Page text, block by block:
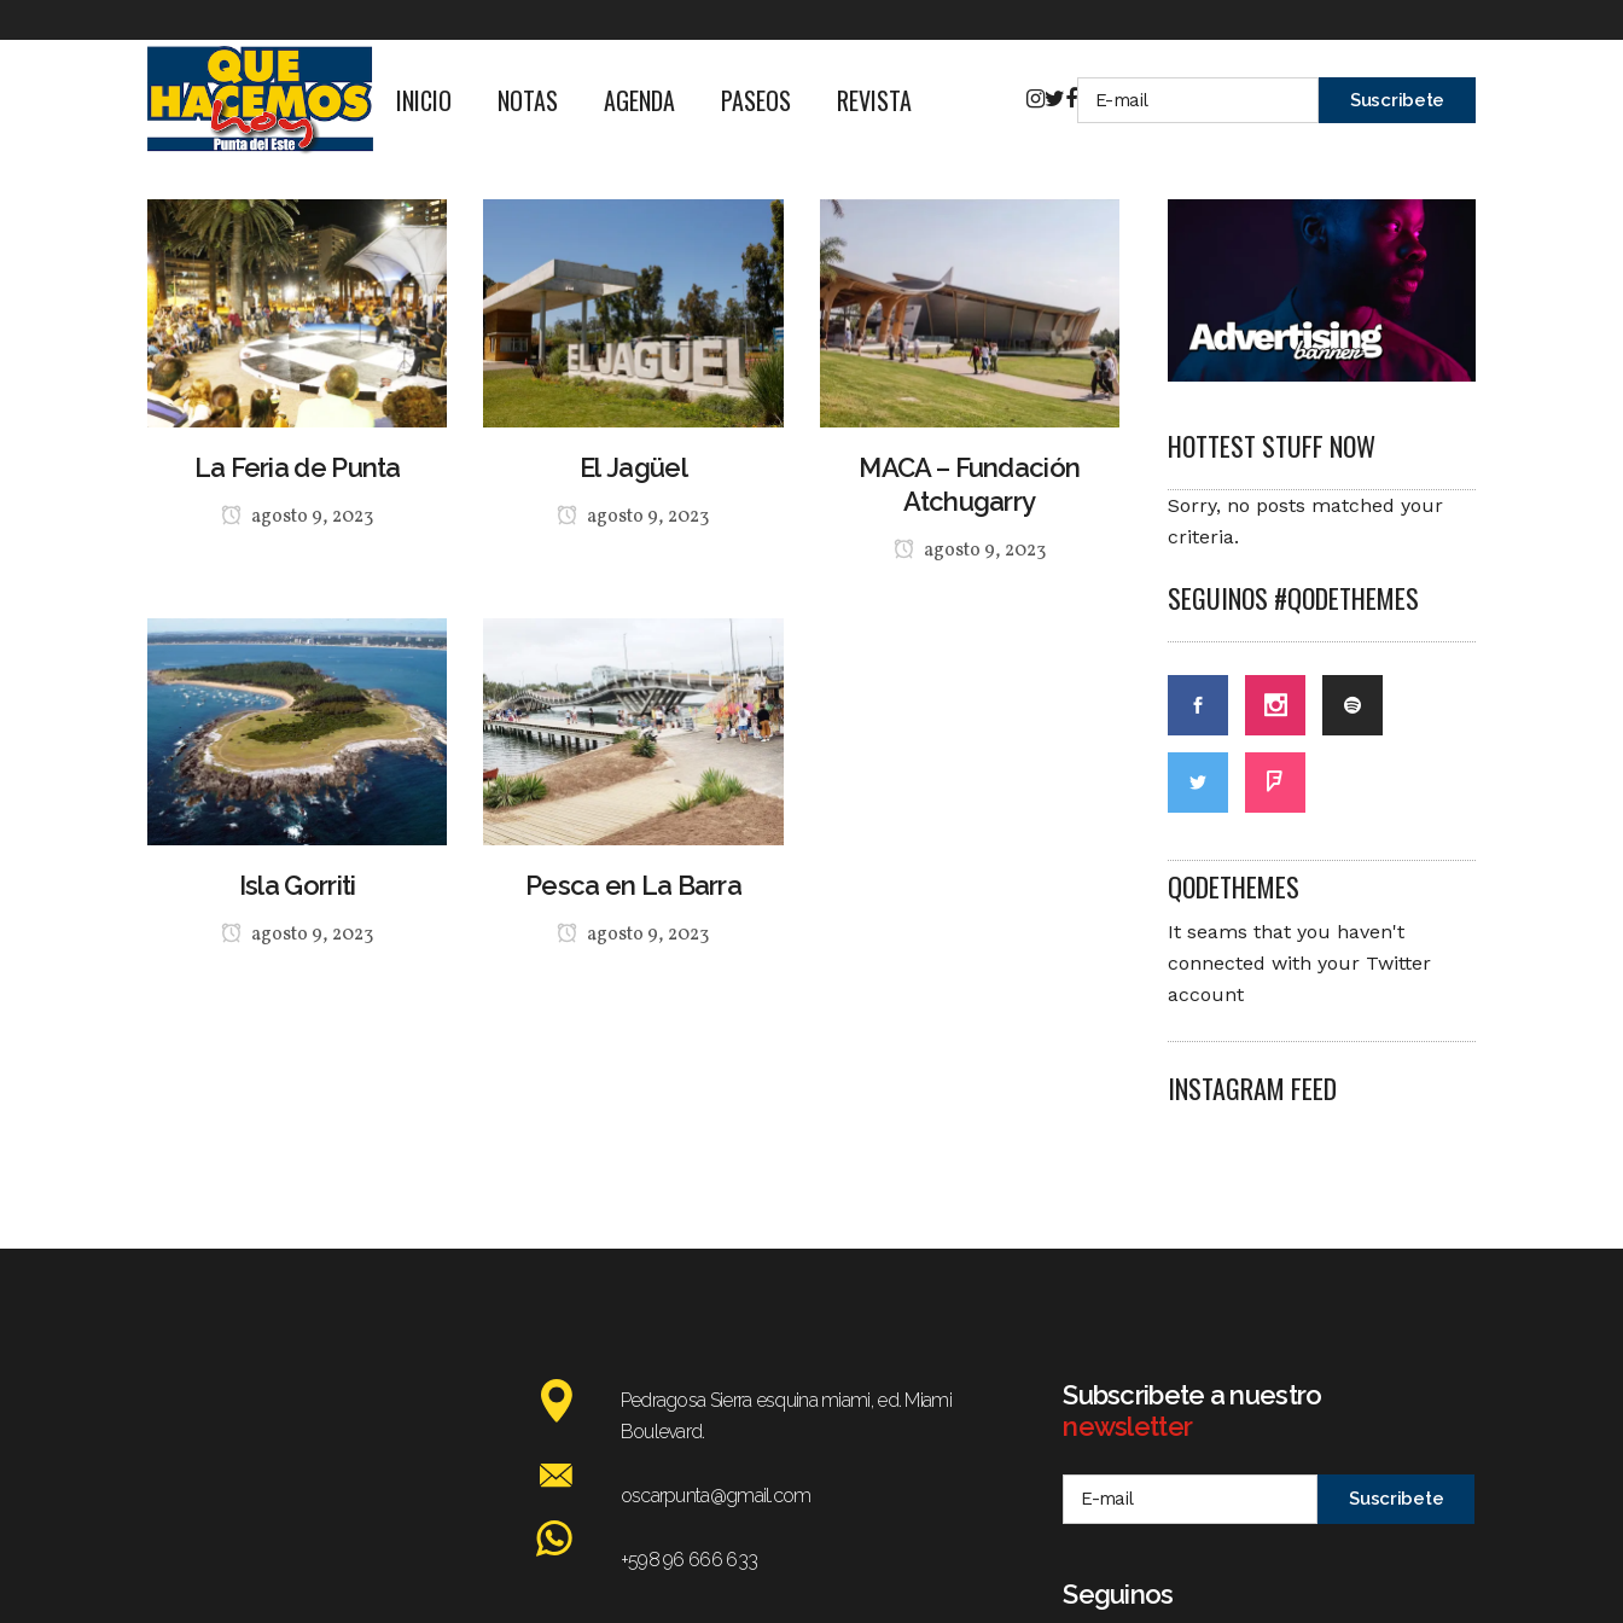
INICIO NOTAS AGENDA PASEOS REVISTA
La Feria de Punta
agosto 9, 2023
El Jagüel
agosto 9, 2023
MACA – Fundación
Atchugarry
agosto 9, 2023
Isla Gorriti
agosto 9, 2023
Pesca en La Barra
agosto 9, 2023
HOTTEST STUFF NOW
Sorry, no posts matched your
criteria.
SEGUINOS #QODETHEMES
QODETHEMES
It seams that you haven't
connected with your Twitter
account
INSTAGRAM FEED
Pedragosa Sierra esquina miami, ed. Miami
Boulevard.
oscarpunta@gmail.com
+598 96 666 633
Subscribete a nuestro
newsletter
Seguinos